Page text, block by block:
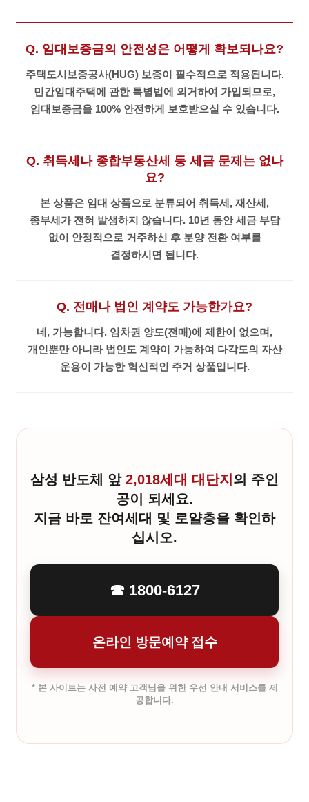
Q. 임대보증금의 안전성은 어떻게 확보되나요?
주택도시보증공사(HUG) 보증이 필수적으로 적용됩니다.
민간임대주택에 관한 특별법에 의거하여 가입되므로,
임대보증금을 100% 안전하게 보호받으실 수 있습니다.
Q. 취득세나 종합부동산세 등 세금 문제는 없나
요?
본 상품은 임대 상품으로 분류되어 취득세, 재산세,
종부세가 전혀 발생하지 않습니다. 10년 동안 세금 부담
없이 안정적으로 거주하신 후 분양 전환 여부를
결정하시면 됩니다.
Q. 전매나 법인 계약도 가능한가요?
네, 가능합니다. 임차권 양도(전매)에 제한이 없으며,
개인뿐만 아니라 법인도 계약이 가능하여 다각도의 자산
운용이 가능한 혁신적인 주거 상품입니다.
삼성 반도체 앞 2,018세대 대단지 의 주인
공이 되세요.
지금 바로 잔여세대 및 로얄층을 확인하
십시오.
☎ 1800-6127
온라인 방문예약 접수
* 본 사이트는 사전 예약 고객님을 위한 우선 안내 서비스를 제
공합니다.